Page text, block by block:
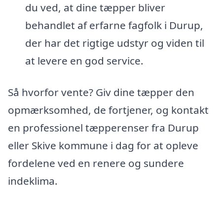
du ved, at dine tæpper bliver
behandlet af erfarne fagfolk i Durup,
der har det rigtige udstyr og viden til
at levere en god service.
Så hvorfor vente? Giv dine tæpper den
opmærksomhed, de fortjener, og kontakt
en professionel tæpperenser fra Durup
eller Skive kommune i dag for at opleve
fordelene ved en renere og sundere
indeklima.